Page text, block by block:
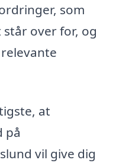
som
over for, og
at
på
vil give dig